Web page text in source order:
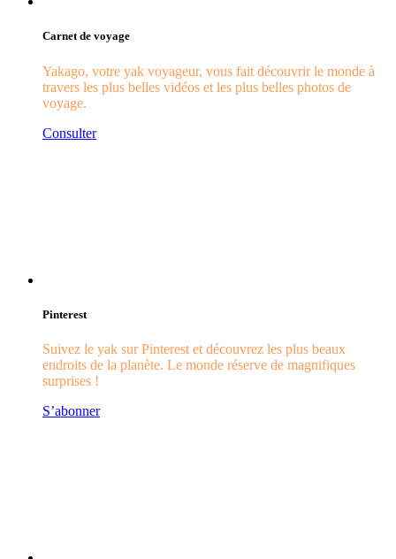
Carnet de voyage
Yakago, votre yak voyageur, vous fait découvrir le monde à
travers les plus belles vidéos et les plus belles photos de
voyage.
Consulter
Pinterest
Suivez le yak sur Pinterest et découvrez les plus beaux
endroits de la planète. Le monde réserve de magnifiques
surprises !
S’abonner